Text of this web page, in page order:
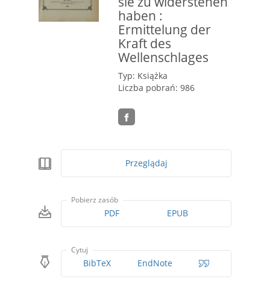
haben :
Ermittelung der
Kraft des
Wellenschlages
Typ: Książka
Liczba pobrań: 986
Przeglądaj
Pobierz zasób
PDF EPUB
Cytuj
BibTeX EndNote